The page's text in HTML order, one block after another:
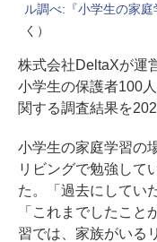
ル調べ:『小学生の家
く）
株式会社DeltaXが運
小学生の保護者100
関する調査結果を
小学生の家庭学習の
リビングで勉強して
た。「過去にしてい
「これまでしたこと
習では、家族がいる